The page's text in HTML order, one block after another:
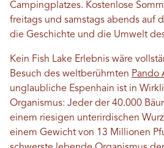
Campingplatzes. Kostenlose
freitags und samstags abends auf
die Geschichte und die Umwelt
Kein Fish Lake Erlebnis wäre
Besuch des weltberühmten Pando
unglaubliche Espenhain ist in
Organismus: Jeder der 40.000
einem riesigen unterirdischen
einem Gewicht von 13 Millionen